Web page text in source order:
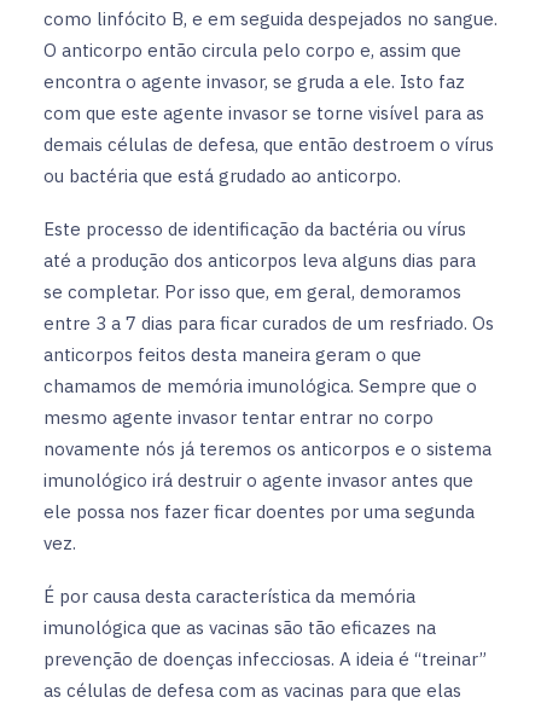
como linfócito B, e em seguida despejados no sangue.
O anticorpo então circula pelo corpo e, assim que
encontra o agente invasor, se gruda a ele. Isto faz
com que este agente invasor se torne visível para as
demais células de defesa, que então destroem o vírus
ou bactéria que está grudado ao anticorpo.
Este processo de identificação da bactéria ou vírus
até a produção dos anticorpos leva alguns dias para
se completar. Por isso que, em geral, demoramos
entre 3 a 7 dias para ficar curados de um resfriado. Os
anticorpos feitos desta maneira geram o que
chamamos de memória imunológica. Sempre que o
mesmo agente invasor tentar entrar no corpo
novamente nós já teremos os anticorpos e o sistema
imunológico irá destruir o agente invasor antes que
ele possa nos fazer ficar doentes por uma segunda
vez.
É por causa desta característica da memória
imunológica que as vacinas são tão eficazes na
prevenção de doenças infecciosas. A ideia é “treinar”
as células de defesa com as vacinas para que elas